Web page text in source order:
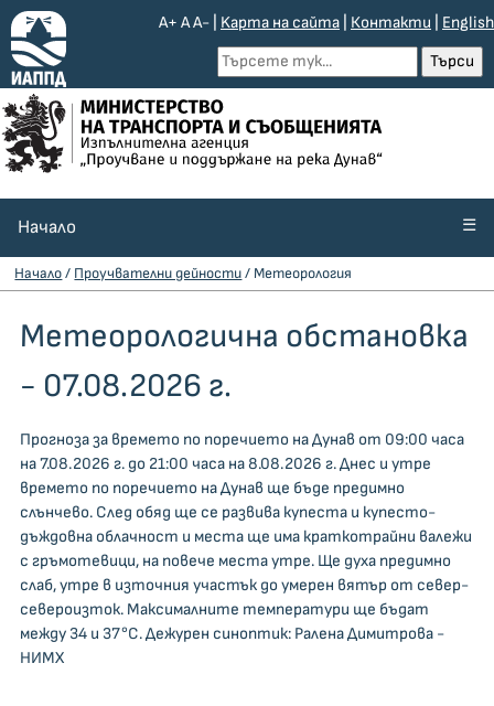
A+ AA- Kарта на сайта Контакти English
Начало ☰
Начало/ Проучвателни дейности/ Метeoрология
Метеорологична обстановка
- 07.08.2026 г.
Прогноза за времето по поречието на Дунав от 09:00 часа
на 7.08.2026 г. до 21:00 часа на 8.08.2026 г. Днес и утре
времето по поречието на Дунав ще бъде предимно
слънчево. След обяд ще се развива купеста и купесто-
дъждовна облачност и места ще има краткотрайни валежи
с гръмотевици, на повече места утре. Ще духа предимно
слаб, утре в източния участък до умерен вятър от север-
североизток. Максималните температури ще бъдат
между 34 и 37°C. Дежурен синоптик: Ралена Димитрова -
НИМХ